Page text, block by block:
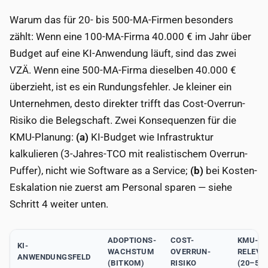
Warum das für 20- bis 500-MA-Firmen besonders
zählt: Wenn eine 100-MA-Firma 40.000 € im Jahr über
Budget auf eine KI-Anwendung läuft, sind das zwei
VZÄ. Wenn eine 500-MA-Firma dieselben 40.000 €
überzieht, ist es ein Rundungsfehler. Je kleiner ein
Unternehmen, desto direkter trifft das Cost-Overrun-
Risiko die Belegschaft. Zwei Konsequenzen für die
KMU-Planung: (a) KI-Budget wie Infrastruktur
kalkulieren (3-Jahres-TCO mit realistischem Overrun-
Puffer), nicht wie Software as a Service; (b) bei Kosten-
Eskalation nie zuerst am Personal sparen — siehe
Schritt 4 weiter unten.
KI-
ANWENDUNGSFELD
ADOPTIONS-
WACHSTUM
(BITKOM)
COST-
OVERRUN-
RISIKO
KMU-